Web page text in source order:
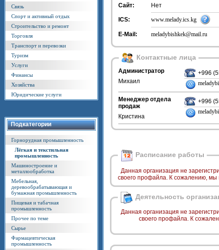
Связь
Спорт и активный отдых
Строительство и ремонт
Торговля
Транспорт и перевозки
Туризм
Услуги
Финансы
Хозяйства
Юридические услуги
Подкатегории
Горнорудная промышленность
Лёгкая и текстильная
промышленность
Машиностроение и
металлообработка
Мебельная,
деревообрабатывающая и
бумажная промышленность
Пищевая и табачная
промышленность
Прочее по теме
Сырье
Фармацевтическая
промышленность
Сайт: Нет
ICS: www.melady.ics.kg
E-Mail: meladybishkek@mail.ru
Контактные лица
Администратор
Михаил
+996
Менеджер отдела
продаж
Кристина
+996
Расписание работы
Данная организация не
своего профайла. К сожалению,
Деятельность
Данная организация не
своего профайла. К